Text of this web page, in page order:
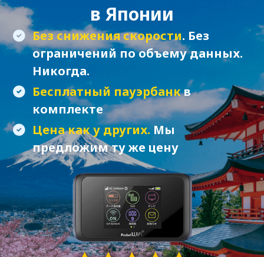
в Японии
Без снижения скорости. Без
ограничений по объему данных.
Никогда.
Бесплатный пауэрбанкв
комплекте
Цена как у других.Мы
предложим ту же цену